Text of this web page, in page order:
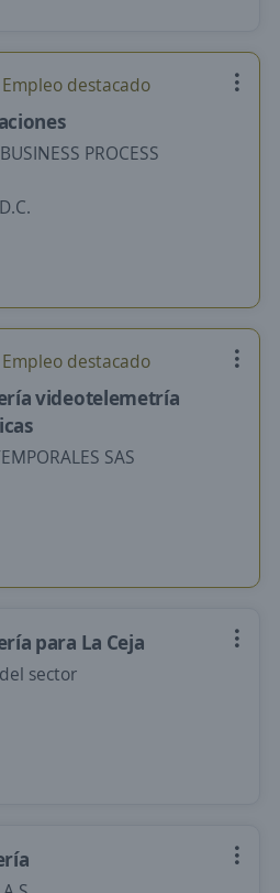
Empleo destacado
PROCESS
Empleo destacado
videotelemetría
SAS
para La Ceja
sector